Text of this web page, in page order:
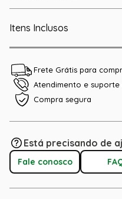
Itens Inclusos
Frete Grátis para
Atendimento e
Compra segura
Está precisando de
Fale conosco